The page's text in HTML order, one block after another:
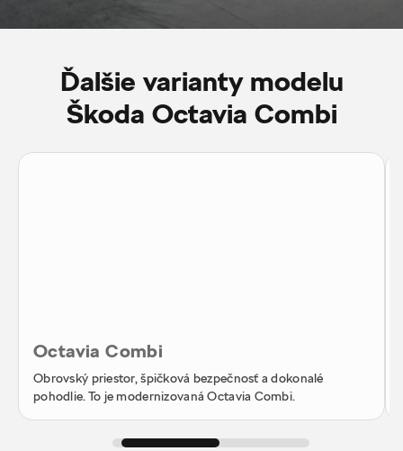
Ďalšie varianty modelu
Škoda Octavia Combi
Octavia Combi
Obrovský priestor, špičková bezpečnosť a dokonalé
pohodlie. To je modernizovaná Octavia Combi.